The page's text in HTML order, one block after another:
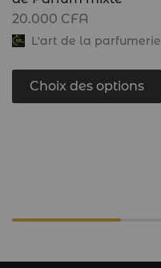
20.000 CFA
L'art de la parfumerie
Choix des options